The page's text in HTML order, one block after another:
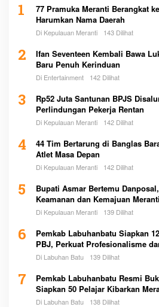
1
77 Pramuka Meranti Berangkat
Harumkan Nama Daerah
Di Kepulauan Meranti 143 Dilihat
2
Ifan Seventeen Kembali Bawa
Baru Penuh Kerinduan
Di Entertainment 142 Dilihat
3
Rp52 Juta Santunan BPJS
Perlindungan Pekerja Rentan
Di Kepulauan Meranti 142 Dilihat
4
44 Tim Bertarung di Banglas
Atlet Masa Depan
Di Kepulauan Meranti 142 Dilihat
5
Bupati Asmar Bertemu
Keamanan dan Kemajuan Meranti
Di Kepulauan Meranti 139 Dilihat
6
Pemkab Labuhanbatu Siapkan
PBJ, Perkuat Profesionalisme
Pemerintah
Di Labuhan Batu 139 Dilihat
7
Pemkab Labuhanbatu Resmi
Siapkan 50 Pelajar Kibarkan
Di Labuhan Batu 138 Dilihat